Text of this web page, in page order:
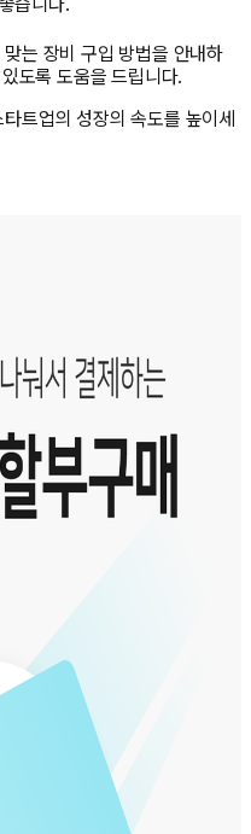
는 장비 구입 방법을 안내하
도록 도움을 드립니다.
트업의 성장의 속도를 높이세